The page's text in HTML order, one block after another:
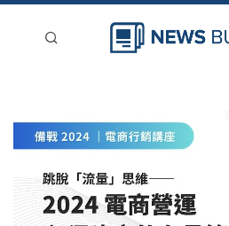
新聞稿分類
刊登